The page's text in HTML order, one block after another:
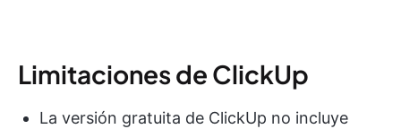
Limitaciones de ClickUp
La versión gratuita de ClickUp no incluye